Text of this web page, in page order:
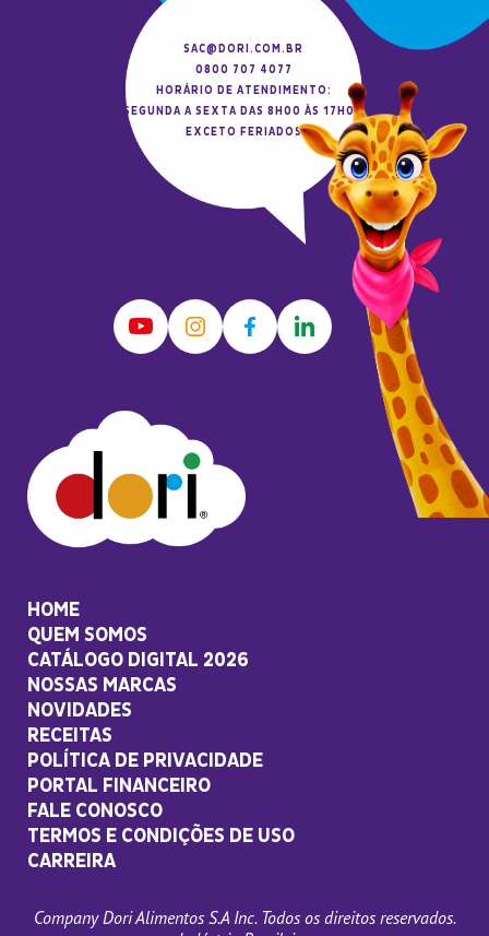
HOME
QUEM SOMOS
CATÁLOGO DIGITAL 2026
NOSSAS MARCAS
NOVIDADES
RECEITAS
POLÍTICA DE PRIVACIDADE
PORTAL FINANCEIRO
FALE CONOSCO
TERMOS E CONDIÇÕES DE USO
CARREIRA
Company Dori Alimentos S.A Inc. Todos os direitos reservados.
SAC@DORI.COM.BR
0800 707 4077
HORÁRIO DE ATENDIMENTO:
SEGUNDA A SEXTA DAS 8H00 ÀS 17H00
EXCETO FERIADOS